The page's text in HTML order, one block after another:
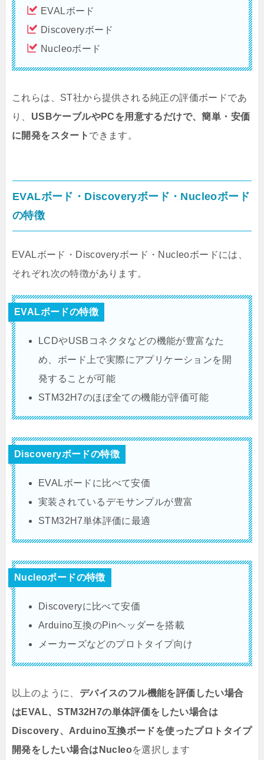
EVALボード
Discoveryボード
Nucleoボード
これらは、ST社から提供される純正の評価ボードであ
り、 USBケーブルやPCを用意するだけで、簡単・安価
に開発をスタート できます。
EVALボード・Discoveryボード・Nucleoボード
の特徴
EVALボード・Discoveryボード・Nucleoボードには、
それぞれ次の特徴があります。
EVALボードの特徴
LCDやUSBコネクタなどの機能が豊富なた
め、ボード上で実際にアプリケーションを開
発することが可能
STM32H7のほぼ全ての機能が評価可能
Discoveryボードの特徴
EVALボードに比べて安価
実装されているデモサンプルが豊富
STM32H7単体評価に最適
Nucleoボードの特徴
Discoveryに比べて安価
Arduino互換のPinヘッダーを搭載
メーカーズなどのプロトタイプ向け
以上のように、 デバイスのフル機能を評価したい場合
はEVAL、STM32H7の単体評価をしたい場合は
Discovery、Arduino互換ボードを使ったプロトタイプ
開発をしたい場合はNucleoを選択します